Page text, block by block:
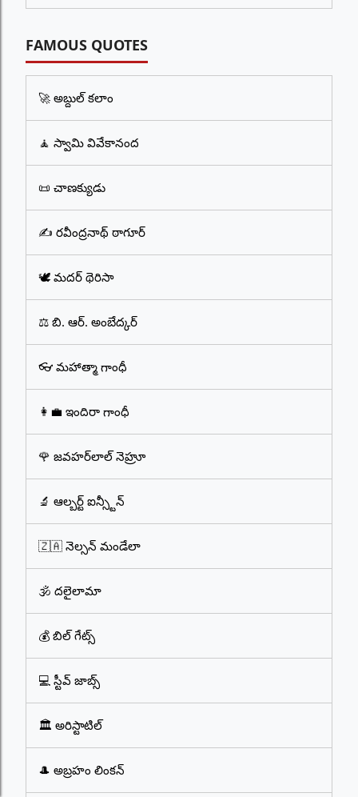
FAMOUS QUOTES
🚀 అబ్దుల్ కలాం
🧘 స్వామి వివేకానంద
📜 చాణక్యుడు
✍️ రవీంద్రనాథ్ ఠాగూర్
🕊️ మదర్ థెరిసా
⚖️ బి. ఆర్. అంబేద్కర్
👓 మహాత్మా గాంధీ
👩‍💼 ఇందిరా గాంధీ
🌹 జవహర్‌లాల్ నెహ్రూ
🔬 ఆల్బర్ట్ ఐన్స్టీన్
🇿🇦 నెల్సన్ మండేలా
🕉️ దలైలామా
💰 బిల్ గేట్స్
💻 స్టీవ్ జాబ్స్
🏛️ అరిస్టాటిల్
🎩 అబ్రహం లింకన్